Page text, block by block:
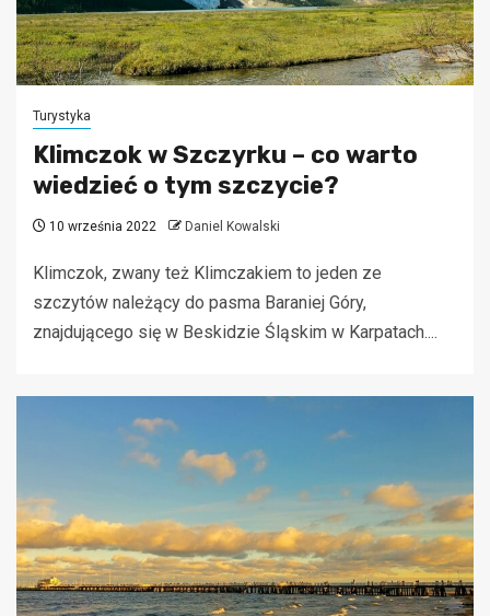
Turystyka
Klimczok w Szczyrku – co warto
wiedzieć o tym szczycie?
10 września 2022 Daniel Kowalski
Klimczok, zwany też Klimczakiem to jeden ze
szczytów należący do pasma Baraniej Góry,
znajdującego się w Beskidzie Śląskim w Karpatach....